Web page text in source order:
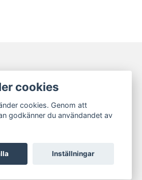
cookies
cookies. Genom att
godkänner du användandet av
Inställningar